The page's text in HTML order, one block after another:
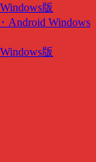
版
Android Windows
版